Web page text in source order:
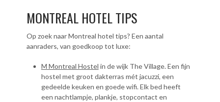
MONTREAL HOTEL TIPS
Op zoek naar Montreal hotel tips? Een aantal
aanraders, van goedkoop tot luxe:
M Montreal Hostel in de wijk The Village. Een fijn
hostel met groot dakterras mét jacuzzi, een
gedeelde keuken en goede wifi. Elk bed heeft
een nachtlampje, plankje, stopcontact en